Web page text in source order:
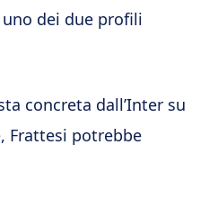
dei due profili
concreta dall’Inter su
Frattesi potrebbe